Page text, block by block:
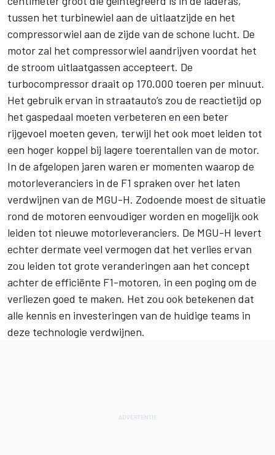
tussen het turbinewiel aan de uitlaatzijde en het
compressorwiel aan de zijde van de schone lucht. De
motor zal het compressorwiel aandrijven voordat het
de stroom uitlaatgassen accepteert. De
turbocompressor draait op 170.000 toeren per minuut.
Het gebruik ervan in straatauto’s zou de reactietijd op
het gaspedaal moeten verbeteren en een beter
rijgevoel moeten geven, terwijl het ook moet leiden tot
een hoger koppel bij lagere toerentallen van de motor.
In de afgelopen jaren waren er momenten waarop de
motorleveranciers in de F1 spraken over het laten
verdwijnen van de MGU-H. Zodoende moest de situatie
rond de motoren eenvoudiger worden en mogelijk ook
leiden tot nieuwe motorleveranciers. De MGU-H levert
echter dermate veel vermogen dat het verlies ervan
zou leiden tot grote veranderingen aan het concept
achter de efficiënte F1-motoren, in een poging om de
verliezen goed te maken. Het zou ook betekenen dat
alle kennis en investeringen van de huidige teams in
deze technologie verdwijnen.